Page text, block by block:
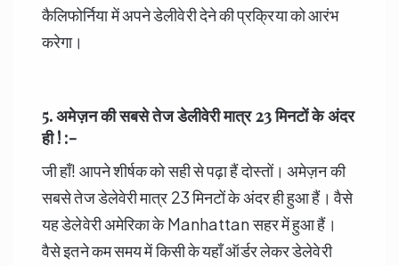
कैलिफोर्निया में अपने डेलीवेरी देने की प्रक्रिया को आरंभ
करेगा।
5. अमेज़न की सबसे तेज डेलीवेरी मात्र23मिनटों के अंदर
ही ! :-
जी हाँ! आपने शीर्षक को सही से पढ़ा हैं दोस्तों। अमेज़न की
सबसे तेज डेलेवेरी मात्र 23 मिनटों के अंदर ही हुआ हैं। वैसे
यह डेलेवेरी अमेरिका के Manhattan सहर में हुआ हैं।
वैसे इतने कम समय में किसी के यहाँ ऑर्डर लेकर डेलेवेरी